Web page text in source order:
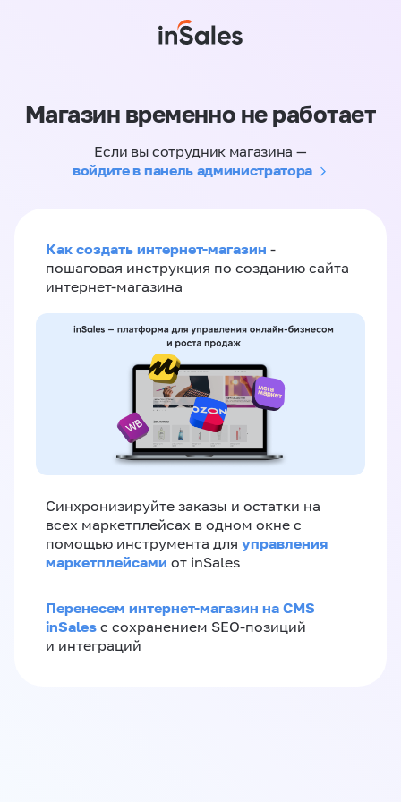
Магазин временно не работает
Если вы сотрудник магазина —
войдите в панель администратора
Как создать интернет-магазин -
пошаговая инструкция по созданию сайта
интернет-магазина
Синхронизируйте заказы и остатки на
всех маркетплейсах в одном окне с
помощью инструмента для управления
маркетплейсами от inSales
Перенесем интернет-магазин на CMS
inSales с сохранением SEO-позиций
и интеграций